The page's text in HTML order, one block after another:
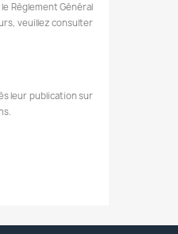
Règlement Général
veuillez consulter
leur publication sur